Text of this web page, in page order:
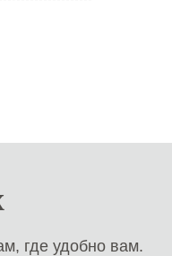
где удобно вам.